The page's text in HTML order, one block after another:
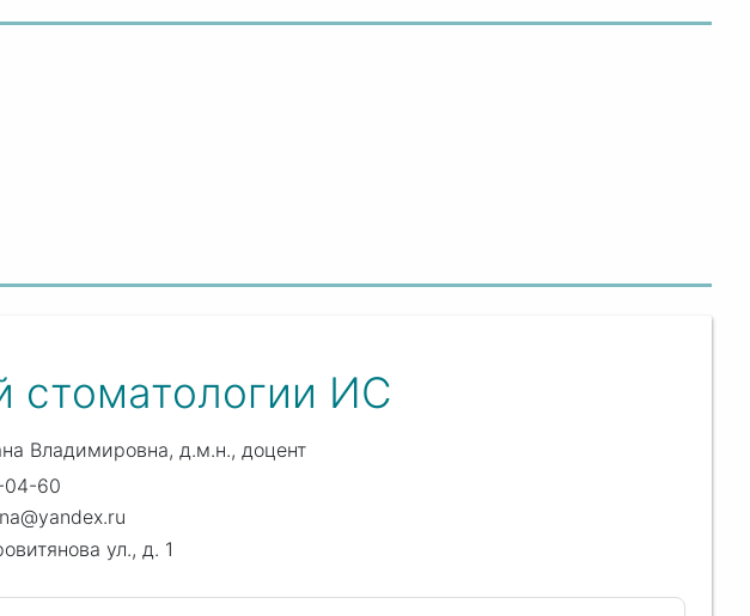
стоматологии ИС
Владимировна д.м.н., доцент
04-60
ул., д. 1